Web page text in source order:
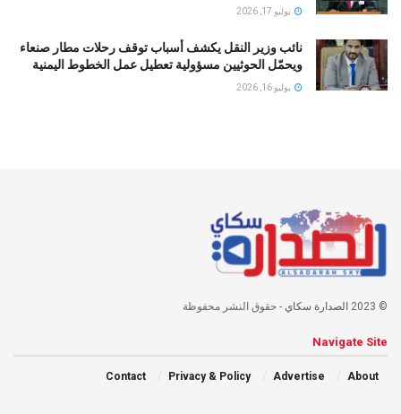
يوليو 17, 2026
نائب وزير النقل يكشف أسباب توقف رحلات مطار صنعاء
ويحمّل الحوثيين مسؤولية تعطيل عمل الخطوط اليمنية
يوليو 16, 2026
© 2023 الصدارة سكاي - حقوق النشر محفوظة
Navigate Site
About
Advertise
Privacy & Policy
Contact